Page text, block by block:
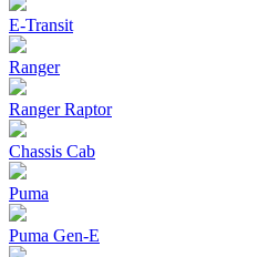
E-Transit
Ranger
Ranger Raptor
Chassis Cab
Puma
Puma Gen‑E